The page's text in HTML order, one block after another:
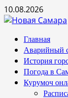
Перейти
к
10.08.2026
Основное
меню
Главная
Аварийный
История
Погода в
Курумоч